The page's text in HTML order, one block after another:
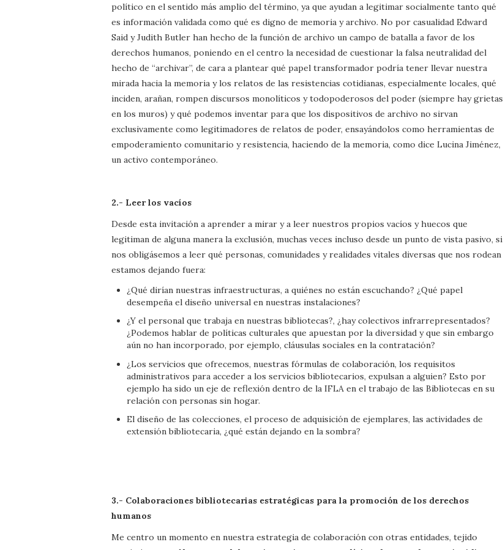
político en el sentido más amplio del término, ya que ayudan a legitimar socialmente tanto qué
es información validada como qué es digno de memoria y archivo. No por casualidad Edward
Said y Judith Butler han hecho de la función de archivo un campo de batalla a favor de los
derechos humanos, poniendo en el centro la necesidad de cuestionar la falsa neutralidad del
hecho de “archivar”, de cara a plantear qué papel transformador podría tener llevar nuestra
mirada hacia la memoria y los relatos de las resistencias cotidianas, especialmente locales, qué
inciden, arañan, rompen discursos monolíticos y todopoderosos del poder (siempre hay grietas
en los muros) y qué podemos inventar para que los dispositivos de archivo no sirvan
exclusivamente como legitimadores de relatos de poder, ensayándolos como herramientas de
empoderamiento comunitario y resistencia, haciendo de la memoria, como dice Lucina Jiménez,
un activo contemporáneo.
2.- Leer los vacíos
Desde esta invitación a aprender a mirar y a leer nuestros propios vacíos y huecos que
legitiman de alguna manera la exclusión, muchas veces incluso desde un punto de vista pasivo, si
nos obligásemos a leer qué personas, comunidades y realidades vitales diversas que nos rodean
estamos dejando fuera:
¿Qué dirían nuestras infraestructuras, a quiénes no están escuchando? ¿Qué papel
desempeña el diseño universal en nuestras instalaciones?
¿Y el personal que trabaja en nuestras bibliotecas?, ¿hay colectivos infrarrepresentados?
¿Podemos hablar de políticas culturales que apuestan por la diversidad y que sin embargo
aún no han incorporado, por ejemplo, cláusulas sociales en la contratación?
¿Los servicios que ofrecemos, nuestras fórmulas de colaboración, los requisitos
administrativos para acceder a los servicios bibliotecarios, expulsan a alguien? Esto por
ejemplo ha sido un eje de reflexión dentro de la IFLA en el trabajo de las Bibliotecas en su
relación con personas sin hogar.
El diseño de las colecciones, el proceso de adquisición de ejemplares, las actividades de
extensión bibliotecaria, ¿qué están dejando en la sombra?
3.- Colaboraciones bibliotecarias estratégicas para la promoción de los derechos
humanos
Me centro un momento en nuestra estrategia de colaboración con otras entidades, tejido